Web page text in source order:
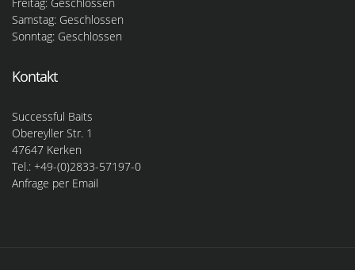
Samstag: Geschlossen
Sonntag: Geschlossen
Kontakt
Successful Baits
Obereyller Str. 1
47647 Kerken
Tel.: +49-(0)2833-57197-0
Anfrage per Email